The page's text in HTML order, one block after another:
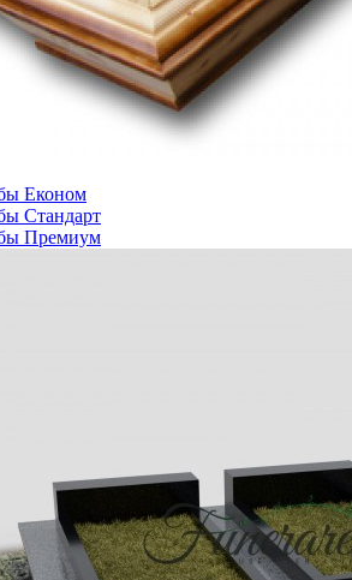
Економ
Стандарт
Премиум